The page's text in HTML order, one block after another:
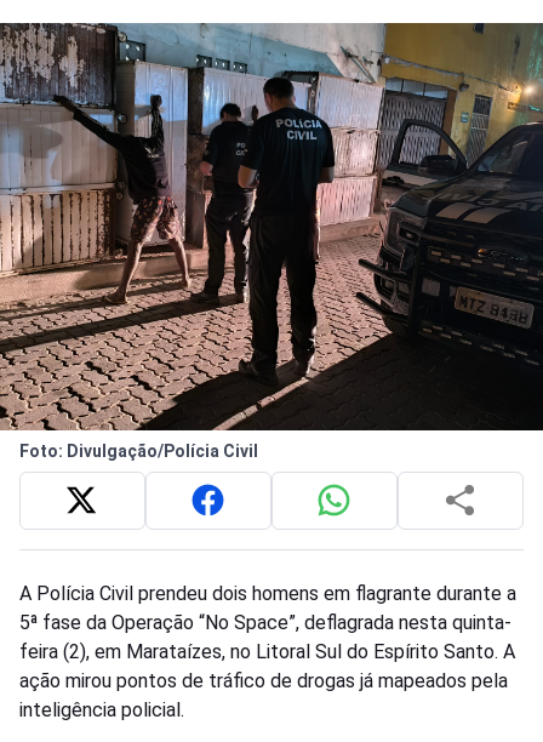
Foto: Divulgação/Polícia Civil
A Polícia Civil prendeu dois homens em flagrante durante a
5ª fase da Operação “No Space”, deflagrada nesta quinta-
feira (2), em Marataízes, no Litoral Sul do Espírito Santo. A
ação mirou pontos de tráfico de drogas já mapeados pela
inteligência policial.